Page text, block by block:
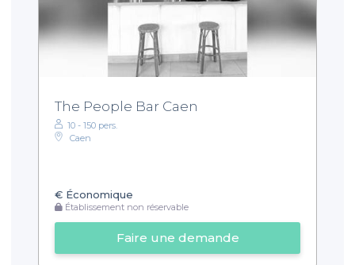
The People Bar Caen
10 - 150 pers.
Caen
€ Économique
Établissement non réservable
Faire une demande